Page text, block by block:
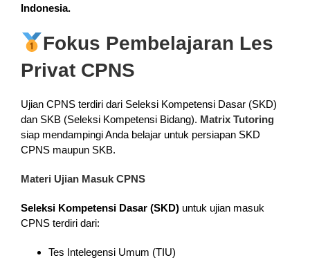
Indonesia.
Fokus Pembelajaran Les
Privat CPNS
Ujian CPNS terdiri dari Seleksi Kompetensi Dasar (SKD)
dan SKB (Seleksi Kompetensi Bidang). Matrix Tutoring
siap mendampingi Anda belajar untuk persiapan SKD
CPNS maupun SKB.
Materi Ujian Masuk CPNS
Seleksi Kompetensi Dasar (SKD)untuk ujian masuk
CPNS terdiri dari:
Tes Intelegensi Umum (TIU)